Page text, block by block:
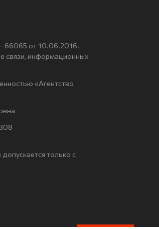
66065 от 10.06.2016.
связи, информационных
«Агентство
только с